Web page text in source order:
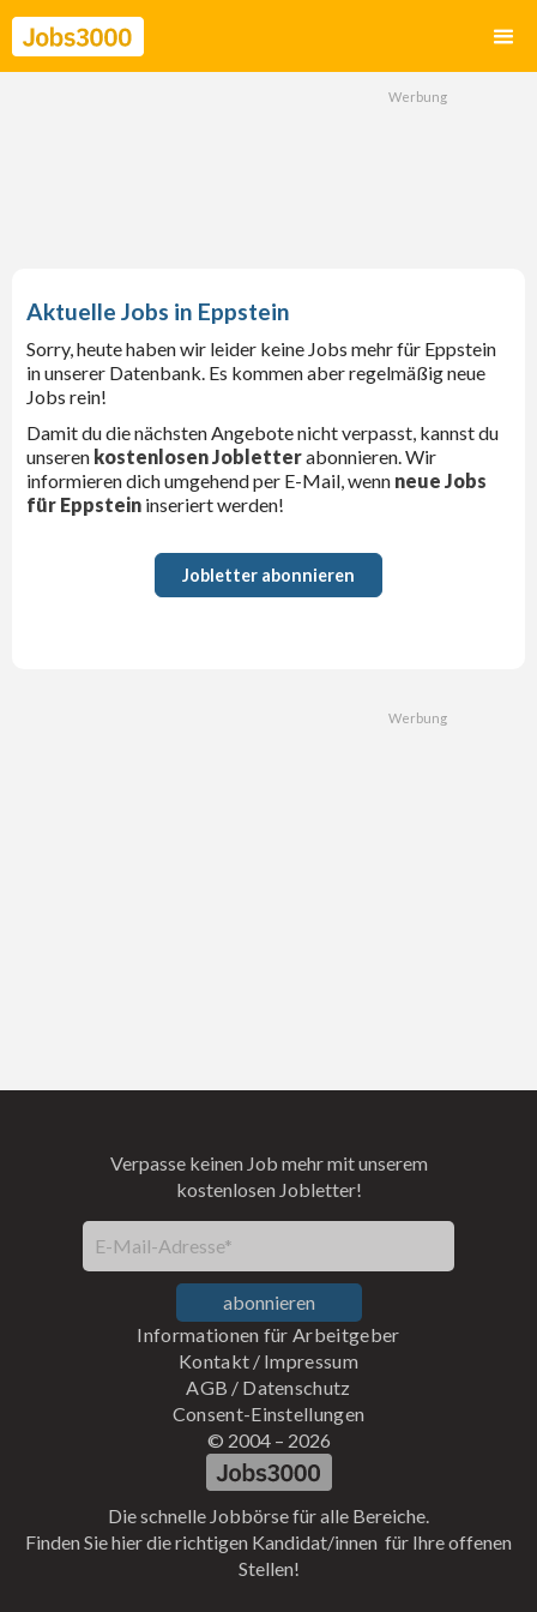
Eppstein
Sorry, heute haben wir leider keine Jobs mehr für Eppstein
in unserer Datenbank. Es kommen aber regelmäßig neue
Jobs rein!
Damit du die nächsten Angebote nicht verpasst, kannst du
unseren kostenlosen Jobletterabonnieren. Wir
informieren dich umgehend per E-Mail, wenn neue Jobs
für Eppstein inseriert werden!
Jobletter abonnieren
Die schnelle Jobbörse für alle Bereiche.
Finden Sie hier die richtigen Kandidat/innen für Ihre offenen
Stellen!
Informationen für Arbeitgeber
Kontakt / Impressum
AGB / Datenschutz
Consent-Einstellungen
© 2004 – 2026
Verpasse keinen Job mehr mit unserem
kostenlosen Jobletter!
E-Mail-Adresse*
abonnieren